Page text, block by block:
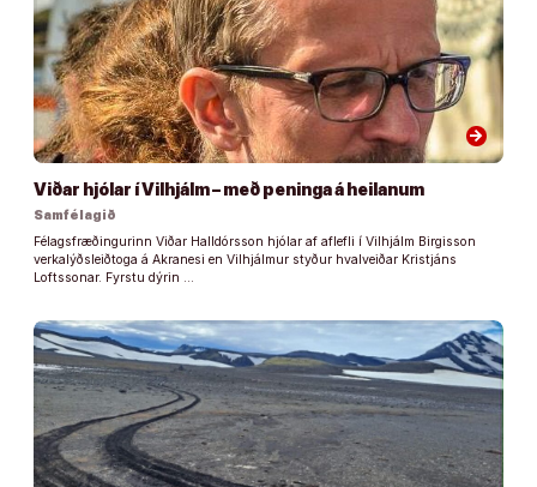
arrow_forward
Viðar hjólar í Vilhjálm – með peninga á heilanum
Samfélagið
Félagsfræðingurinn Viðar Halldórsson hjólar af aflefli í Vilhjálm Birgisson
verkalýðsleiðtoga á Akranesi en Vilhjálmur styður hvalveiðar Kristjáns
Loftssonar. Fyrstu dýrin …